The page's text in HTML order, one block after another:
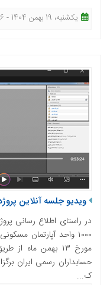
یکشنبه، 19 بهمن 1404 - 15:46
ویدیو جلسه آنلاین
در راستای اطلاع رسانی
مورخ ۱۳ بهمن ماه
حسابداران رسمی ایران
ک...